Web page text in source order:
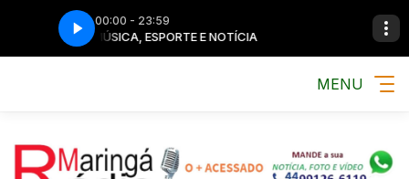
00:00 - 23:59
MÚSICA, ESPORTE E NOTÍCIA
MENU